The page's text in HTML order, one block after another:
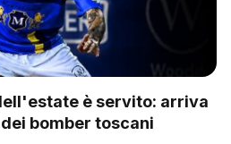
è servito: arriva
bomber toscani